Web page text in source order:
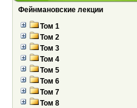
Фейнмановские лекции
Том 1
Том 2
Том 3
Том 4
Том 5
Том 6
Том 7
Том 8